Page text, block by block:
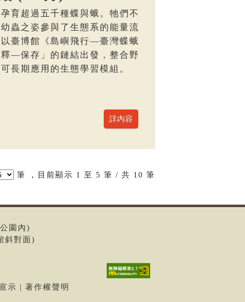
育超過五千種蝶與蛾。牠們不
蟲之姿參與了生態系的能量流
臺博館《島嶼飛行—臺灣蝶蛾
—保存」的鏈結出發，整合野
長期應用的生態學習模組。
筆 ，目前顯示 1 至 5 筆 / 共 10 筆
園內)
斜對面)
示 | 著作權聲明